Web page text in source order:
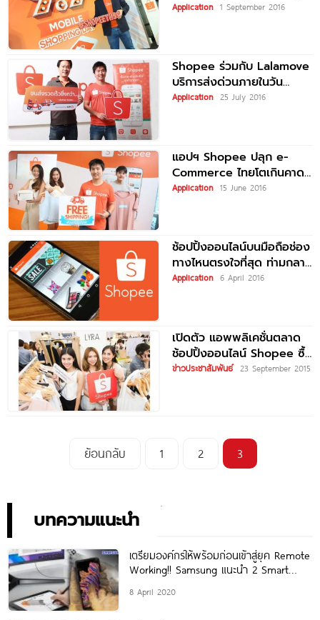
ใหม่ ลดสูงสุด 99% และลุ้น
Application 1 September 2016
Shopee ร่วมกับ Lalamove
บริการส่งด่วนภายในวัน
เดียวกัน “ช้อปปุ๊บ ส่งปั๊บ”
Application 25 July 2016
แอปฯ Shopee ปลุก e-
Commerce ไทยโตเกินคาด
ขยายบริการส่งฟรี ไม่ต้อง
Application 15 June 2016
ช้อปปิ้งออนไลน์บนมือถือช่อง
ทางไหนตรงใจที่สุด ท่ามกลาง
ยุคโมบายล์เฟิร์ส
Application 6 April 2016
เปิดตัว แอพพลิเคชั่นตลาด
ช้อปปิ้งออนไลน์ Shopee ซื้อ
ขายผ่านมือถือ
ข่าวประชาสัมพันธ์ 23 September 2015
ย้อนกลับ 1 2 3
บทความแนะนำ
เตรียมองค์กรให้พร้อมก่อนเข้าสู่ยุค Remote
Working!! Samsung แนะนำ 2 Smart
เวลานี้
8 April 2020